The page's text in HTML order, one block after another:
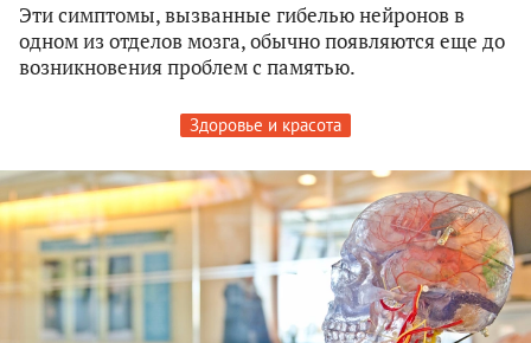
Эти симптомы, вызванные гибелью нейронов в
одном из отделов мозга, обычно появляются еще до
возникновения проблем с памятью.
Здоровье и красота